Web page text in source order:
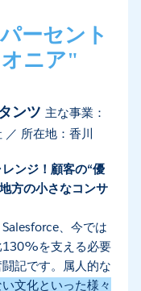
ーセント
ニア"
ンツ 主な事業：
／ 所在地：香川
ンジ！顧客の“優
方の小さなコンサ
、今では
を支える必要
記です。属人的な
文化といった様々